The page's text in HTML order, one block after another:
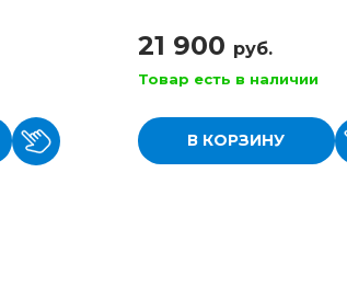
21 900 руб.
Товар есть в наличии
В КОРЗИНУ